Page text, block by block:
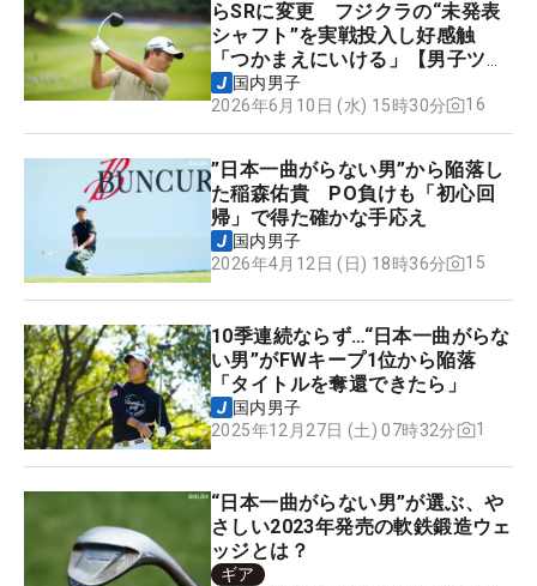
らSRに変更 フジクラの“未発表
シャフト”を実戦投入し好感触
「つかまえにいける」【男子ツア
ーのヒトネタ！】
国内男子
2026年6月10日 (水) 15時30分
16
”日本一曲がらない男”から陥落し
た稲森佑貴 PO負けも「初心回
帰」で得た確かな手応え
国内男子
2026年4月12日 (日) 18時36分
15
10季連続ならず…“日本一曲がらな
い男”がFWキープ1位から陥落
「タイトルを奪還できたら」
国内男子
2025年12月27日 (土) 07時32分
1
“日本一曲がらない男”が選ぶ、や
さしい2023年発売の軟鉄鍛造ウェ
ッジとは？
ギア